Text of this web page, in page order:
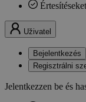
Uživatel
Bejelentkezés
Regisztrálni
Jelentkezzen be és